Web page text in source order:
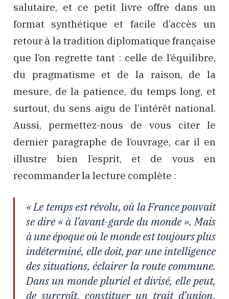
salutaire, et ce petit livre offre dans un
format synthétique et facile d’accès un
retour à la tradition diplomatique française
que l’on regrette tant : celle de l’équilibre,
du pragmatisme et de la raison, de la
mesure, de la patience, du temps long, et
surtout, du sens aigu de l’intérêt national.
Aussi, permettez-nous de vous citer le
dernier paragraphe de l’ouvrage, car il en
illustre bien l’esprit, et de vous en
recommander la lecture complète :
« Le temps est révolu, où la France pouvait
se dire « à l’avant-garde du monde ». Mais
à une époque où le monde est toujours plus
indéterminé, elle doit, par une intelligence
des situations, éclairer la route commune.
Dans un monde pluriel et divisé, elle peut,
de surcroît, constituer un trait d’union,